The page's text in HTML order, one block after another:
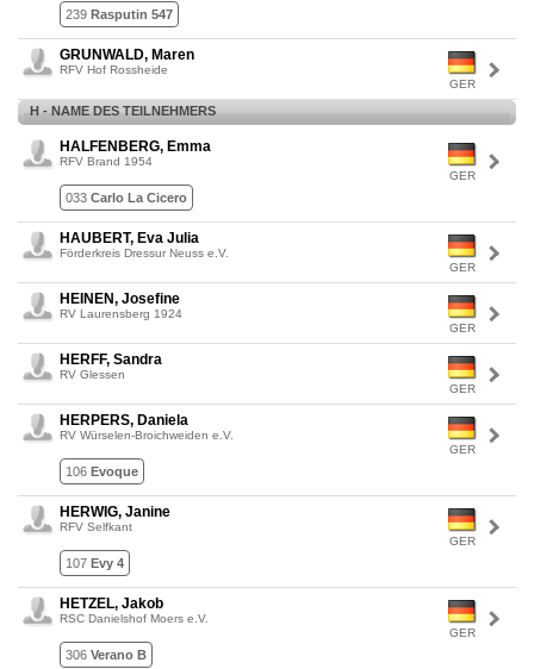
239 Rasputin 547
GER
GRUNWALD, Maren
RFV Hof Rossheide
H - NAME DES TEILNEHMERS
GER
HALFENBERG, Emma
RFV Brand 1954
033 Carlo La Cicero
GER
HAUBERT, Eva Julia
Förderkreis Dressur Neuss e.V.
GER
HEINEN, Josefine
RV Laurensberg 1924
GER
HERFF, Sandra
RV Glessen
GER
HERPERS, Daniela
RV Würselen-Broichweiden e.V.
106 Evoque
GER
HERWIG, Janine
RFV Selfkant
107 Evy 4
GER
HETZEL, Jakob
RSC Danielshof Moers e.V.
306 Verano B